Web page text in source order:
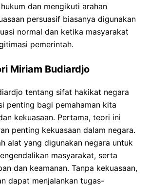
dan mengikuti arahan
persuasif biasanya digunakan
normal dan ketika masyarakat
pemerintah.
Miriam Budiardjo
tentang sifat hakikat negara
penting bagi pemahaman kita
kekuasaan. Pertama, teori ini
penting kekuasaan dalam negara.
alat yang digunakan negara untuk
masyarakat, serta
dan keamanan. Tanpa kekuasaan,
dapat menjalankan tugas-